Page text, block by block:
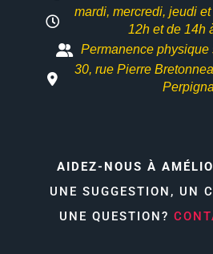
mardi, mercredi, jeudi
12h etde 14h
Permanence physique
30, rue Pierre
AIDEZ-NOUS À
UNE SUGGESTION, UN
UNE QUESTION?